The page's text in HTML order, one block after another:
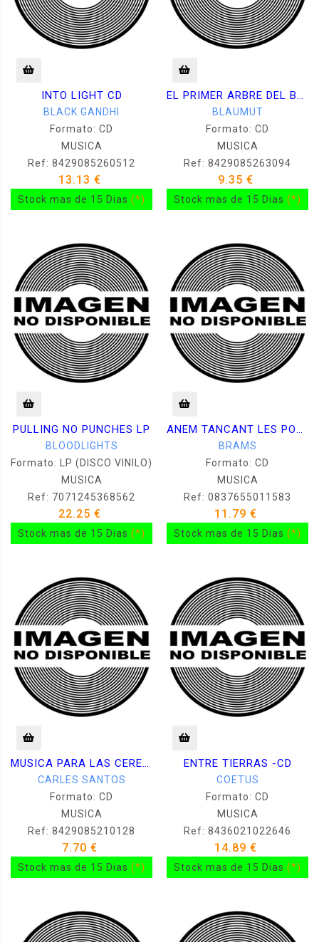
INTO LIGHT CD
BLACK GANDHI
Formato: CD
MUSICA
Ref: 8429085260512
13.13 €
Stock mas de 15 Dias (*)
EL PRIMER ARBRE DEL BOSC CD
BLAUMUT
Formato: CD
MUSICA
Ref: 8429085263094
9.35 €
Stock mas de 15 Dias (*)
PULLING NO PUNCHES LP
BLOODLIGHTS
Formato: LP (DISCO VINILO)
MUSICA
Ref: 7071245368562
22.25 €
Stock mas de 15 Dias (*)
ANEM TANCANT LES PORTES A LA POR CD
BRAMS
Formato: CD
MUSICA
Ref: 0837655011583
11.79 €
Stock mas de 15 Dias (*)
MUSICA PARA LAS CEREMONIAS OLIMPICAS CD
CARLES SANTOS
Formato: CD
MUSICA
Ref: 8429085210128
7.70 €
Stock mas de 15 Dias (*)
ENTRE TIERRAS -CD
COETUS
Formato: CD
MUSICA
Ref: 8436021022646
14.89 €
Stock mas de 15 Dias (*)